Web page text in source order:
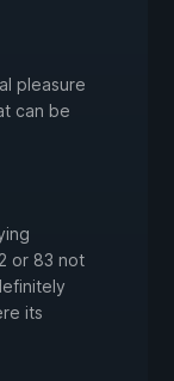
pleasure
can be
or 83 not
its